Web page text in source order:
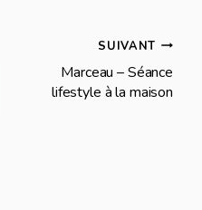
SUIVANT
Marceau – Séance
lifestyle à la maison